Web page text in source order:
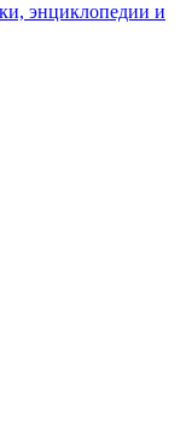
энциклопедии и